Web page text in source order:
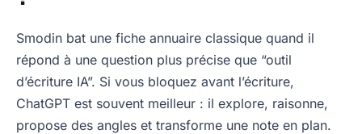
Smodin bat une fiche annuaire classique quand il
répond à une question plus précise que “outil
d’écriture IA”. Si vous bloquez avant l’écriture,
ChatGPT est souvent meilleur : il explore, raisonne,
propose des angles et transforme une note en plan.